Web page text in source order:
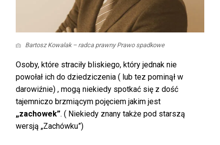
Bartosz Kowalak – radca prawny Prawo spadkowe
Osoby, które straciły bliskiego, który jednak nie
powołał ich do dziedziczenia ( lub tez pominął w
darowiźnie) , mogą niekiedy spotkać się z dość
tajemniczo brzmiącym pojęciem jakim jest
„zachowek”. ( Niekiedy znany także pod starszą
wersją „Zachówku”)